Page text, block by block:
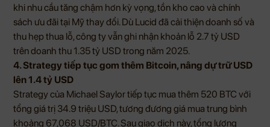
khi nhu cầu tăng chậm hơn kỳ vọng, tồn kho cao và chính
sách ưu đãi tại Mỹ thay đổi. Dù Lucid đã cải thiện doanh số và
thu hẹp thua lỗ, công ty vẫn ghi nhận khoản lỗ 2.7 tỷ USD
trên doanh thu 1.35 tỷ USD trong năm 2025.
4. Strategy tiếp tục gom thêm Bitcoin, nâng dự trữ USD
lên 1.4 tỷ USD
Strategy của Michael Saylor tiếp tục mua thêm 520 BTC với
tổng giá trị 34.9 triệu USD, tương đương giá mua trung bình
khoảng 67,068 USD/BTC. Sau giao dịch này, tổng lượng